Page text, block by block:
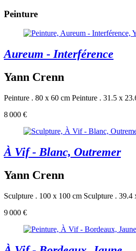
Peinture
Aureum - Interférence
Yann Crenn
Peinture . 80 x 60 cm Peinture . 31.5 x
8 000 €
À Vif - Blanc, Outremer
Yann Crenn
Sculpture . 100 x 100 cm Sculpture . 39.4
9 000 €